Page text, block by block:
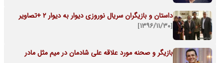
داستان و بازیگران سریال نوروزی دیوار به دیوار 2 +تصاویر
[۱۳۹۶/۱۱/۳۰]
بازیگر و صحنه مورد علاقه علی شادمان در میم مثل مادر